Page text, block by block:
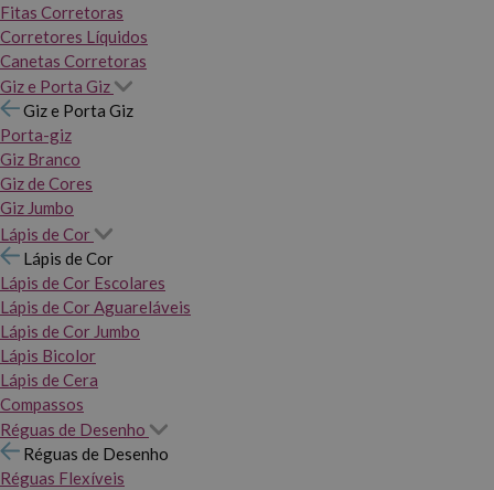
Fitas Corretoras
Corretores Líquidos
Canetas Corretoras
Giz e Porta Giz
Giz e Porta Giz
Porta-giz
Giz Branco
Giz de Cores
Giz Jumbo
Lápis de Cor
Lápis de Cor
Lápis de Cor Escolares
Lápis de Cor Aguareláveis
Lápis de Cor Jumbo
Lápis Bicolor
Lápis de Cera
Compassos
Réguas de Desenho
Réguas de Desenho
Réguas Flexíveis